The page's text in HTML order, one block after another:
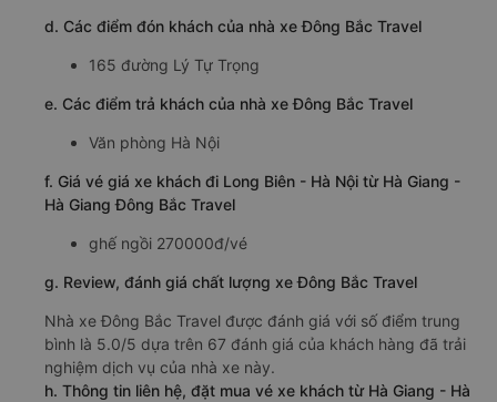
d. Các điểm đón khách của nhà xe Đông Bắc Travel
165 đường Lý Tự Trọng
e. Các điểm trả khách của nhà xe Đông Bắc Travel
Văn phòng Hà Nội
f. Giá vé giá xe khách đi Long Biên - Hà Nội từ Hà Giang -
Hà Giang Đông Bắc Travel
ghế ngồi 270000đ/vé
g. Review, đánh giá chất lượng xe Đông Bắc Travel
Nhà xe Đông Bắc Travel được đánh giá với số điểm trung
bình là 5.0/5 dựa trên 67 đánh giá của khách hàng đã trải
nghiệm dịch vụ của nhà xe này.
h. Thông tin liên hệ, đặt mua vé xe khách từ Hà Giang - Hà